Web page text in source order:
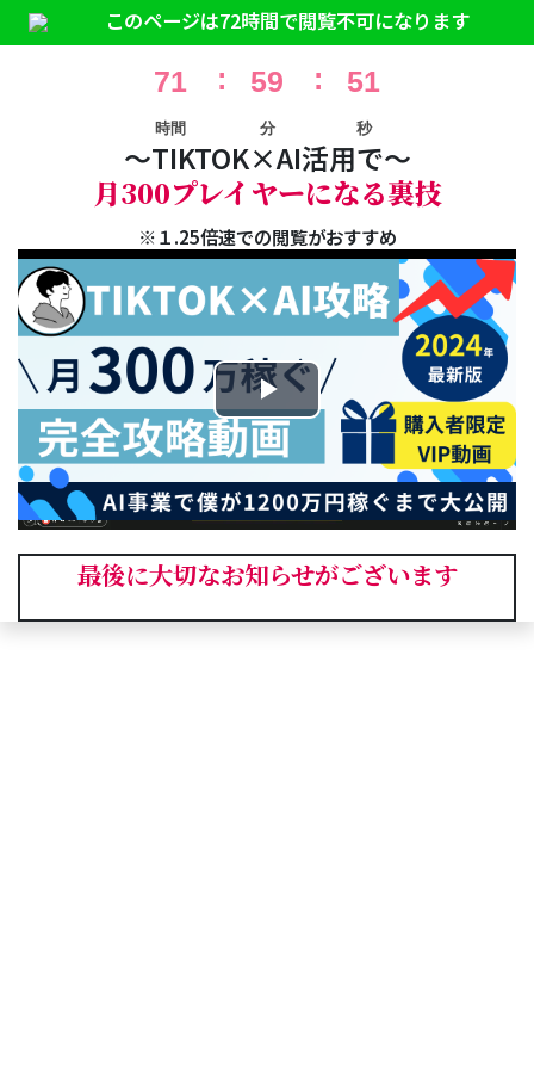
このページは72時間で閲覧不可になります
71
時間
59
分
51
秒
〜TIKTOK×AI活用で〜
月300プレイヤーになる裏技
※１.25倍速での閲覧がおすすめ
Play
Video
最後に大切なお知らせがございます